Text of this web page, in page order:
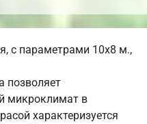
с параметрами 10х8 м.,
позволяет
микроклимат в
характеризуется